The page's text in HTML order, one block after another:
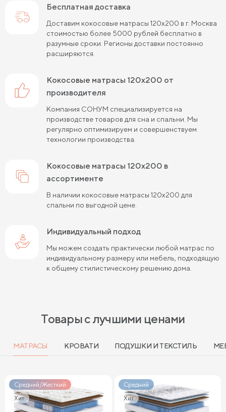
Пружинные матрасы 160 см
Пружинные матрасы 180 см Жесткие матрасы 90х200
Пружинные матрасы 80х190 см
Пружинные матрасы 90х200 см
Жесткие матрасы 180х200
Пружинные матрасы 120х200 см
Пружинные матрасы 140х200 см
Пружинные матрасы 160х200 см
Мягкие матрасы 160х200
Пружинные матрасы 180х200 см Матрасы в скрутке
Пружинные матрасы 200х200 см
Жесткие матрасы шириной 160 см
Бесплатная доставка
Доставим кокосовые матрасы 120х200 в г. Москва
стоимостью более 5000 рублей бесплатно в
разумные сроки. Регионы доставки постоянно
расширяются.
кокосовые матрасы 120х200 от
производителя
Компания СОНУМ специализируется на
производстве товаров для сна и спальни. Мы
регулярно оптимизируем и совершенствуем
технологии производства.
кокосовые матрасы 120х200 в
ассортименте
В наличии кокосовые матрасы 120х200 для
спальни по выгодной цене.
Индивидуальный подход
Мы можем создать практически любой матрас по
индивидуальному размеру или мебель, подходящую
к общему стилистическому решению дома.
Товары с лучшими ценами
МАТРАСЫ КРОВАТИ ПОДУШКИ И ТЕКСТИЛЬ
Средний/Жесткий
Хит
Средний
Хит